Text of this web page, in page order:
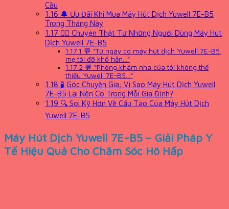
Cầu
1.16 🔔 Ưu Đãi Khi Mua Máy Hút Dịch Yuwell 7E-B5
Trong Tháng Này
1.17 👨‍⚕️ Chuyện Thật Từ Những Người Dùng Máy Hút
Dịch Yuwell 7E-B5
1.17.1 💬 “Từ ngày có máy hút dịch Yuwell 7E-B5,
mẹ tôi đỡ khổ hẳn…”
1.17.2 💬 “Phòng khám nha của tôi không thể
thiếu Yuwell 7E-B5…”
1.18 🧪 Góc Chuyên Gia: Vì Sao Máy Hút Dịch Yuwell
7E-B5 Lại Nên Có Trong Mỗi Gia Đình?
1.19 🔍 Soi Kỹ Hơn Về Cấu Tạo Của Máy Hút Dịch
Yuwell 7E-B5
Máy Hút Dịch Yuwell 7E-B5 – Giải Pháp Y
Tế Hiệu Quả Cho Chăm Sóc Hô Hấp